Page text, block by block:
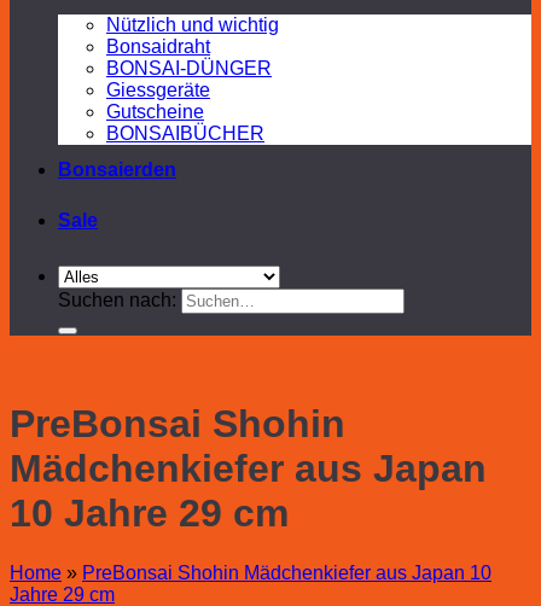
Nützlich und wichtig
Bonsaidraht
BONSAI-DÜNGER
Giessgeräte
Gutscheine
BONSAIBÜCHER
Bonsaierden
Sale
Suchen nach:
PreBonsai Shohin
Mädchenkiefer aus Japan
10 Jahre 29 cm
Home » PreBonsai Shohin Mädchenkiefer aus Japan 10
Jahre 29 cm